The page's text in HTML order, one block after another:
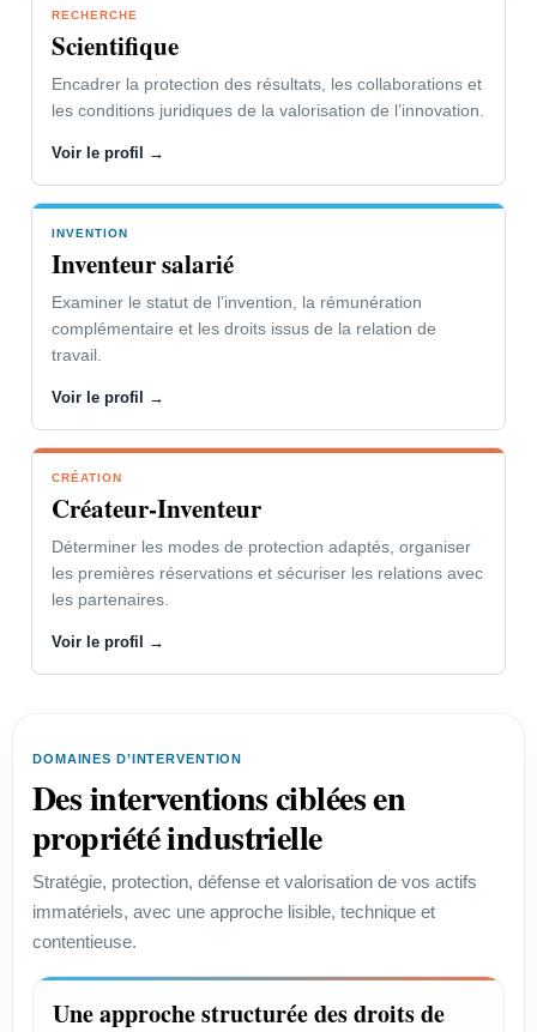
RECHERCHE
Scientifique
Encadrer la protection des résultats, les collaborations et
les conditions juridiques de la valorisation de l’innovation.
Voir le profil →
INVENTION
Inventeur salarié
Examiner le statut de l’invention, la rémunération
complémentaire et les droits issus de la relation de
travail.
Voir le profil →
CRÉATION
Créateur-Inventeur
Déterminer les modes de protection adaptés, organiser
les premières réservations et sécuriser les relations avec
les partenaires.
Voir le profil →
DOMAINES D’INTERVENTION
Des interventions ciblées en
propriété industrielle
Stratégie, protection, défense et valorisation de vos actifs
immatériels, avec une approche lisible, technique et
contentieuse.
Une approche structurée des droits de